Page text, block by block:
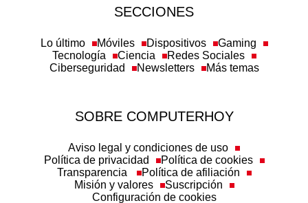
SECCIONES
Lo último Móviles Dispositivos
Gaming
Tecnología
Ciencia
Redes Sociales
Ciberseguridad
Newsletters Más temas
SOBRE COMPUTERHOY
Aviso legal y condiciones de uso
Política de privacidad
Política de cookies
Transparencia
Política de afiliación
Misión y valores
Suscripción
Configuración de cookies